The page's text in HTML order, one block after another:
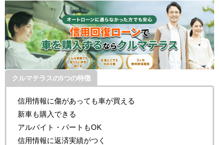
クルマテラスの5つの特徴
信用情報に傷があっても車が買える
新車も購入できる
アルバイト・パートもOK
信用情報に返済実績がつく